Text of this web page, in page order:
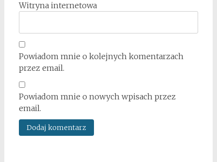
Witryna internetowa
Powiadom mnie o kolejnych komentarzach
przez email.
Powiadom mnie o nowych wpisach przez
email.